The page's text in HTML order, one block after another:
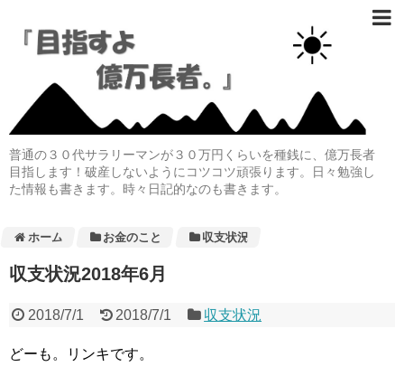
普通の３０代サラリーマンが３０万円くらいを種銭に、億万長者
目指します！破産しないようにコツコツ頑張ります。日々勉強し
た情報も書きます。時々日記的なのも書きます。
ホーム お金のこと 収支状況
収支状況2018年6月
2018/7/1 2018/7/1 収支状況
どーも。リンキです。